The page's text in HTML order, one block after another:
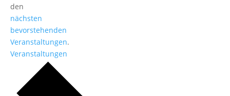
den
nächsten
bevorstehenden
Veranstaltungen.
Veranstaltungen